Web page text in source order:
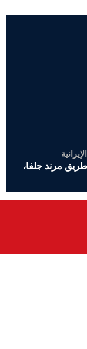
مرند، الكيلومتر 5 من طريق مرند جلفا،